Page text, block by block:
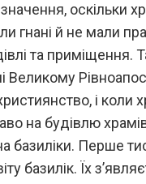
значення, оскільки
гнані й не мали
та приміщення.
Великому
і коли
на будівлю
базиліки. Перше
базилік. Їх